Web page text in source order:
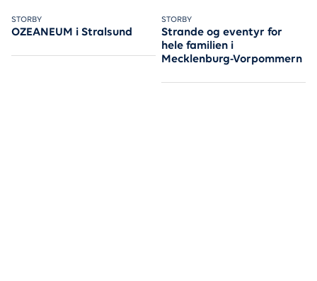
OZEANEUM i Stralsund
STORBY
Kom under overfladen hos OZEANEUM – det kæmpe
Strande og eventyr for
hele familien i
Mecklenburg-Vorpommern
STORBY
Gå på opdagelse nær de